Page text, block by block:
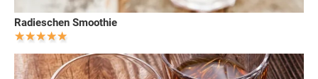
Radieschen Smoothie